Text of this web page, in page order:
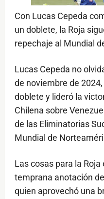
Con Lucas Cepeda
un doblete, la Roja
repechaje al Mundial
Lucas Cepeda no
de noviembre de
doblete y lideró la
Chilena sobre
de las Eliminatorias
Mundial de
Las cosas para la
temprana anotación
quien aprovechó una